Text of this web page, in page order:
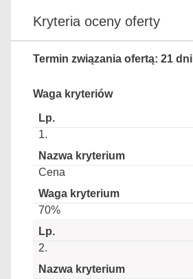
Kryteria oceny oferty
Termin związania ofertą: 21 dni
Waga kryteriów
1.
Cena
70%
2.